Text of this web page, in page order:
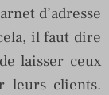
d’adresse
il faut dire
laisser ceux
leurs clients.